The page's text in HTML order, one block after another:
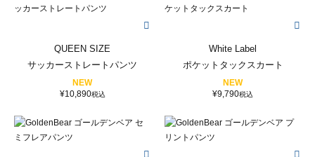
QUEEN SIZE
サッカーストレートパンツ
NEW
¥10,890税込
White Label
ポケットタックスカート
NEW
¥9,790税込